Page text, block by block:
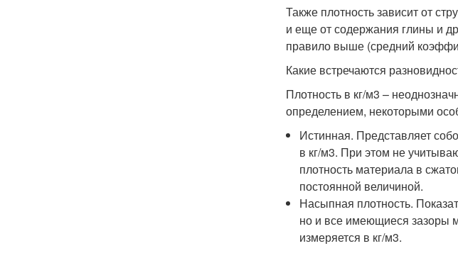
Также плотность зависит от
и еще от содержания глины и
правило выше (средний
Какие встречаются
Плотность в кг/м3 –
определением, некоторыми
Истинная. Представляет
в кг/м3. При этом не
плотность материала в
постоянной величиной.
Насыпная плотность.
но и все имеющиеся зазоры
измеряется в кг/м3.